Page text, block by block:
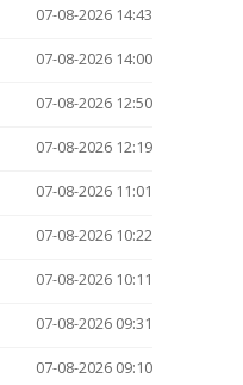
07-08-2026 14:43
07-08-2026 14:00
07-08-2026 12:50
07-08-2026 12:19
07-08-2026 11:01
07-08-2026 10:22
07-08-2026 10:11
07-08-2026 09:31
07-08-2026 09:10